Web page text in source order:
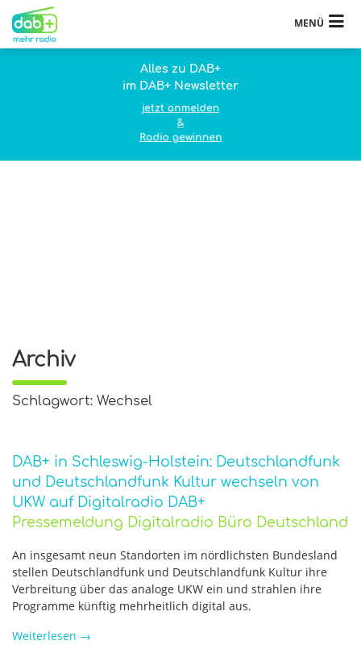
MENÜ
Alles zu DAB+
im DAB+ Newsletter
jetzt anmelden
&
Radio gewinnen
Archiv
Schlagwort: Wechsel
DAB+ in Schleswig-Holstein: Deutschlandfunk
und Deutschlandfunk Kultur wechseln von
UKW auf Digitalradio DAB+
Pressemeldung Digitalradio Büro Deutschland
An insgesamt neun Standorten im nördlichsten Bundesland
stellen Deutschlandfunk und Deutschlandfunk Kultur ihre
Verbreitung über das analoge UKW ein und strahlen ihre
Programme künftig mehrheitlich digital aus.
Weiterlesen →